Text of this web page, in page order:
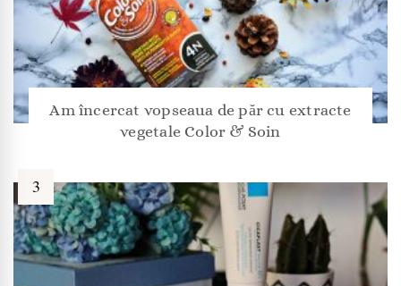
Am încercat vopseaua de păr cu extracte
vegetale Color & Soin